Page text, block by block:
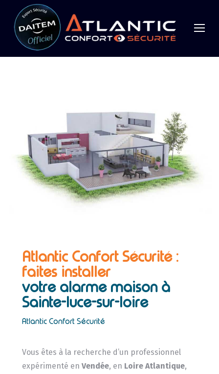
Atlantic Confort Sécurité :
faites installer
votre alarme maison à
Sainte-luce-sur-loire
Atlantic Confort Sécurité
Vous êtes à la recherche d’un professionnel
expérimenté en Vendée, en Loire Atlantique,